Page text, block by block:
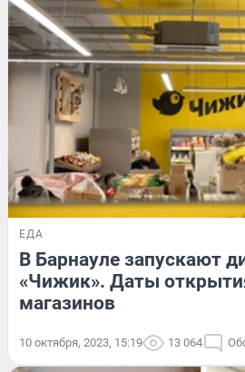
ЕДА
В Барнауле запускают
«Чижик». Даты
магазинов
10 октября, 2023, 15:19 13 064